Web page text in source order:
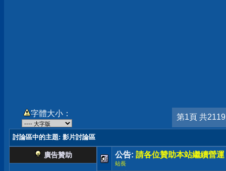
字體大小： 第1頁 共
討論區中的主題: 影片討論區
廣告贊助 公告: 請各位贊助本站繼續營運
站長